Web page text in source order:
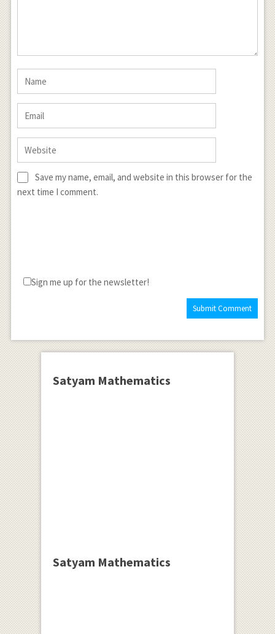
Save my name, email, and website in this browser for the
next time I comment.
Sign me up for the newsletter!
Satyam Mathematics
Satyam Mathematics